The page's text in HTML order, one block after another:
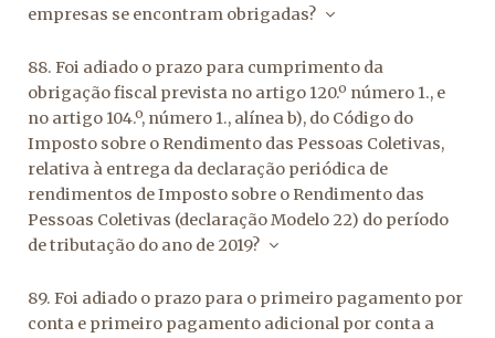
empresas se encontram obrigadas?
88. Foi adiado o prazo para cumprimento da
obrigação fiscal prevista no artigo 120.º número 1., e
no artigo 104.º, número 1., alínea b), do Código do
Imposto sobre o Rendimento das Pessoas Coletivas,
relativa à entrega da declaração periódica de
rendimentos de Imposto sobre o Rendimento das
Pessoas Coletivas (declaração Modelo 22) do período
de tributação do ano de 2019?
89. Foi adiado o prazo para o primeiro pagamento por
conta e primeiro pagamento adicional por conta a